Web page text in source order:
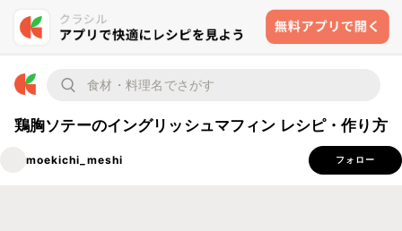
鶏胸ソテーのイングリッシュマフィン レシピ・作り方
moekichi_meshi フォロー